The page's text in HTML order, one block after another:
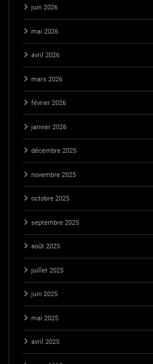
juin 2026
mai 2026
avril 2026
mars 2026
février 2026
janvier 2026
décembre 2025
novembre 2025
octobre 2025
septembre 2025
août 2025
juillet 2025
juin 2025
mai 2025
avril 2025